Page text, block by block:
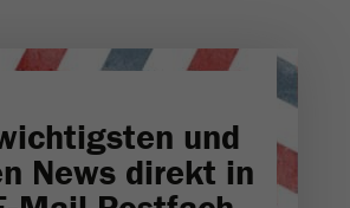
und
News direkt in